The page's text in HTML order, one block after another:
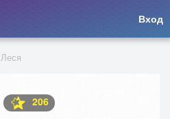
Вход
Леся
206